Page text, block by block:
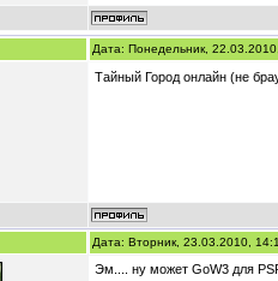
Дата: Понедельник,
Тайный Город онлайн (не
Дата: Вторник, 23.03.2010,
Эм.... ну может GoW3 для